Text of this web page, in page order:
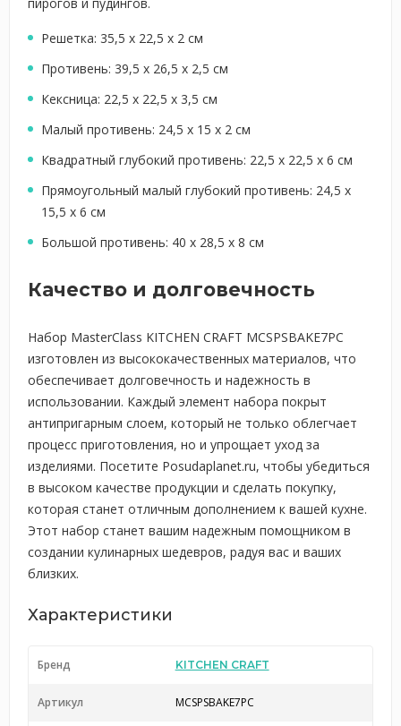
Решетка: 35,5 x 22,5 x 2 см
Противень: 39,5 x 26,5 x 2,5 см
Кексница: 22,5 x 22,5 x 3,5 см
Малый противень: 24,5 x 15 x 2 см
Квадратный глубокий противень: 22,5 x 22,5 x 6 см
Прямоугольный малый глубокий противень: 24,5 x
15,5 x 6 см
Большой противень: 40 x 28,5 x 8 см
Качество и долговечность
Набор MasterClass KITCHEN CRAFT MCSPSBAKE7PC
изготовлен из высококачественных материалов, что
обеспечивает долговечность и надежность в
использовании. Каждый элемент набора покрыт
антипригарным слоем, который не только облегчает
процесс приготовления, но и упрощает уход за
изделиями. Посетите Posudaplanet.ru, чтобы убедиться
в высоком качестве продукции и сделать покупку,
которая станет отличным дополнением к вашей кухне.
Этот набор станет вашим надежным помощником в
создании кулинарных шедевров, радуя вас и ваших
близких.
Характеристики
Бренд KITCHEN CRAFT
Артикул MCSPSBAKE7PC